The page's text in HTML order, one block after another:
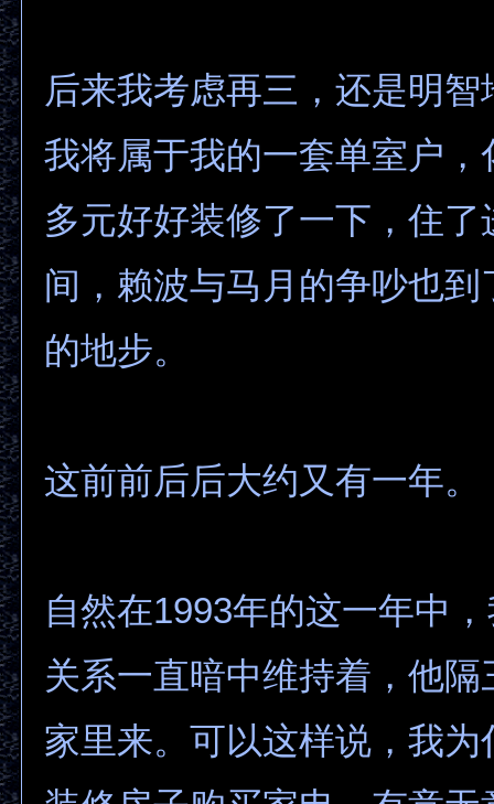
后来我考虑再三，还是明
我将属于我的一套单室户，
多元好好装修了一下，住了
间，赖波与马月的争吵也到
的地步。
这前前后后大约又有一年。
自然在1993年的这一年中
关系一直暗中维持着，他隔
家里来。可以这样说，我为